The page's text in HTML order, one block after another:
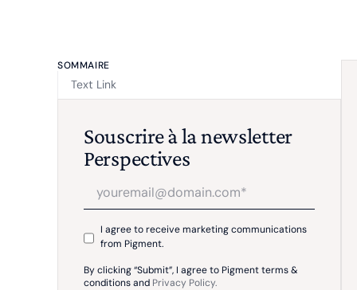
SOMMAIRE
Text Link
Souscrire à la newsletter
Perspectives
I agree to receive marketing communications
from Pigment.
By clicking “Submit”, I agree to Pigment terms &
conditions and Privacy Policy.